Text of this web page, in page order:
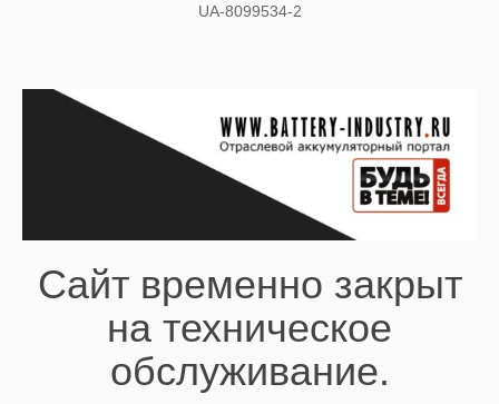
UA-8099534-2
Сайт временно закрыт
на техническое
обслуживание.